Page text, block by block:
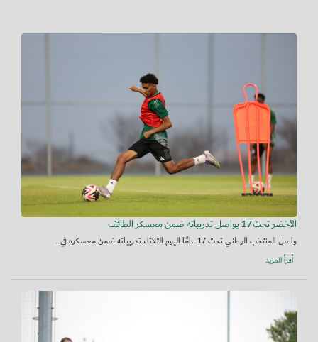
الأخضر تحت17 يواصل تدريباته ضمن معسكر الطائف
واصل المنتخب الوطني تحت 17 عامًا اليوم الثلاثاء تدريباته ضمن معسكره في...
أقرأ المزيد